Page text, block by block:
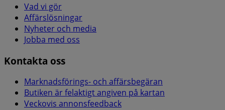
Vad vi gör
Affärslösningar
Nyheter och media
Jobba med oss
Kontakta oss
Marknadsförings- och affärsbegäran
Butiken är felaktigt angiven på kartan
Veckovis annonsfeedback